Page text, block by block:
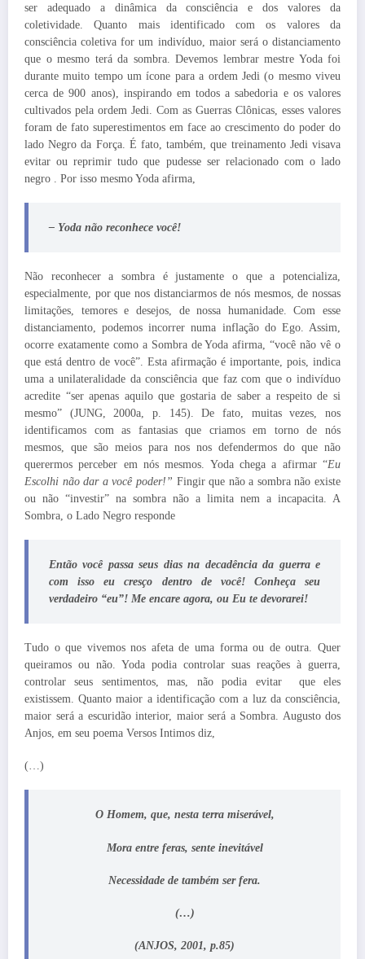
ser adequado a dinâmica da consciência e dos valores da
coletividade. Quanto mais identificado com os valores da
consciência coletiva for um indivíduo, maior será o distanciamento
que o mesmo terá da sombra. Devemos lembrar mestre Yoda foi
durante muito tempo um ícone para a ordem Jedi (o mesmo viveu
cerca de 900 anos), inspirando em todos a sabedoria e os valores
cultivados pela ordem Jedi. Com as Guerras Clônicas, esses valores
foram de fato superestimentos em face ao crescimento do poder do
lado Negro da Força. É fato, também, que treinamento Jedi visava
evitar ou reprimir tudo que pudesse ser relacionado com o lado
negro . Por isso mesmo Yoda afirma,
– Yoda não reconhece você!
Não reconhecer a sombra é justamente o que a potencializa,
especialmente, por que nos distanciarmos de nós mesmos, de nossas
limitações, temores e desejos, de nossa humanidade. Com esse
distanciamento, podemos incorrer numa inflação do Ego. Assim,
ocorre exatamente como a Sombra de Yoda afirma, “você não vê o
que está dentro de você”. Esta afirmação é importante, pois, indica
uma a unilateralidade da consciência que faz com que o indivíduo
acredite “ser apenas aquilo que gostaria de saber a respeito de si
mesmo” (JUNG, 2000a, p. 145). De fato, muitas vezes, nos
identificamos com as fantasias que criamos em torno de nós
mesmos, que são meios para nos nos defendermos do que não
querermos perceber em nós mesmos. Yoda chega a afirmar “Eu
Escolhi não dar a você poder!” Fingir que não a sombra não existe
ou não “investir” na sombra não a limita nem a incapacita. A
Sombra, o Lado Negro responde
Então você passa seus dias na decadência da guerra e
com isso eu cresço dentro de você! Conheça seu
verdadeiro “eu”! Me encare agora, ou Eu te devorarei!
Tudo o que vivemos nos afeta de uma forma ou de outra. Quer
queiramos ou não. Yoda podia controlar suas reações à guerra,
controlar seus sentimentos, mas, não podia evitar que eles
existissem. Quanto maior a identificação com a luz da consciência,
maior será a escuridão interior, maior será a Sombra. Augusto dos
Anjos, em seu poema Versos Intimos diz,
(…)
O Homem, que, nesta terra miserável,
Mora entre feras, sente inevitável
Necessidade de também ser fera.
(…)
(ANJOS, 2001, p.85)